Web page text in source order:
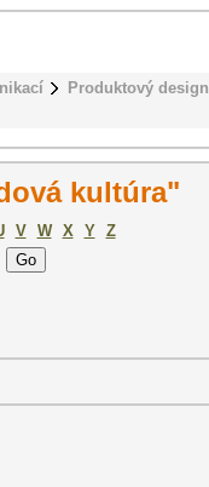
Produktový design
kultúra"
V W X Y
Z